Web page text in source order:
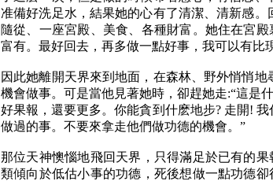
准備好洗足水，結果她的心有了清潔、清新感
隨從、一座宮殿、美食、各種財富。她住在宮
富有。最好回去，再多做一點好事，我可以有比
因此她離開天界來到地面，在森林、野外悄悄
機會做事。可是當他見著她時，卻趕她走:“這是
好果報，還要更多。你能貪到什麽地步? 走開!
做過的事。不要來拿走他們做功德的機會。”
那位天神懊惱地飛回天界，只得滿足於已有的
類傾向於低估小事的功德，死後想做一點功德